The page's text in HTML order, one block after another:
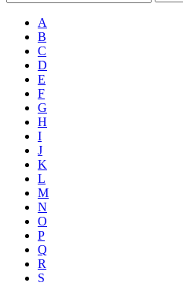
A
B
C
D
E
F
G
H
I
J
K
L
M
N
O
P
Q
R
S